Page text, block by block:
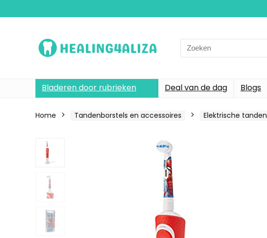
Search
for:
Bladeren door rubrieken Deal van de dag Blogs
Home Tandenborstels en accessoires Elektrische